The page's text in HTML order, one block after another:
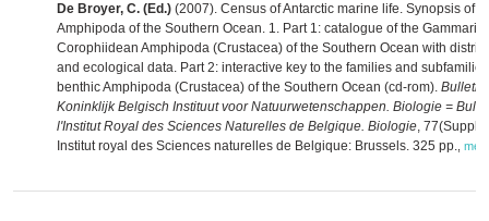
De Broyer, C. (Ed.) (2007). Census of Antarctic marine life. Synopsis of
Amphipoda of the Southern Ocean. 1. Part 1: catalogue of the
Corophiidean Amphipoda (Crustacea) of the Southern Ocean with
and ecological data. Part 2: interactive key to the families and
benthic Amphipoda (Crustacea) of the Southern Ocean (cd-rom). Bulletin
Koninklijk Belgisch Instituut voor Natuurwetenschappen. Biologie =
l'Institut Royal des Sciences Naturelles de Belgique. Biologie,
Institut royal des Sciences naturelles de Belgique: Brussels. 325 pp.